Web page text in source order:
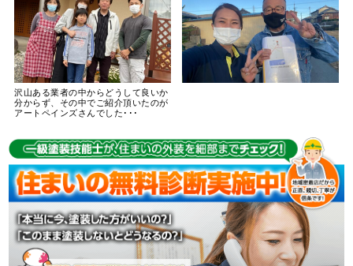
沢山ある業者の中からどうして良いか
分からず、その中でご紹介頂いたのが
アートペインズさんでした･･･